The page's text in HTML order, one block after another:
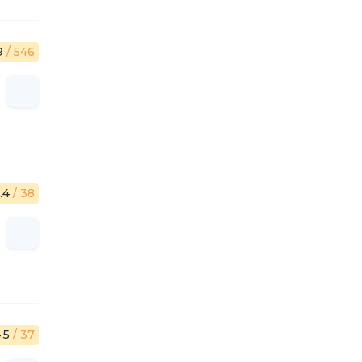
/ 546
/ 38
/ 37